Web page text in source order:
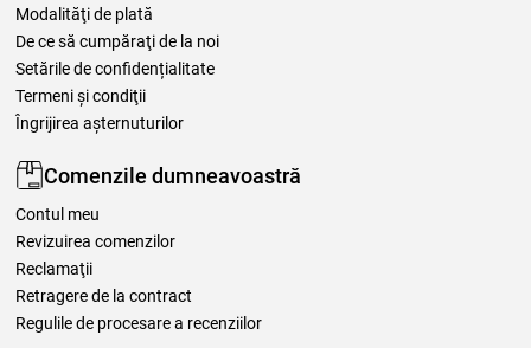
Modalităţi de plată
De ce să cumpăraţi de la noi
Setările de confidențialitate
Termeni şi condiţii
Îngrijirea așternuturilor
Comenzile dumneavoastră
Contul meu
Revizuirea comenzilor
Reclamaţii
Retragere de la contract
Regulile de procesare a recenziilor